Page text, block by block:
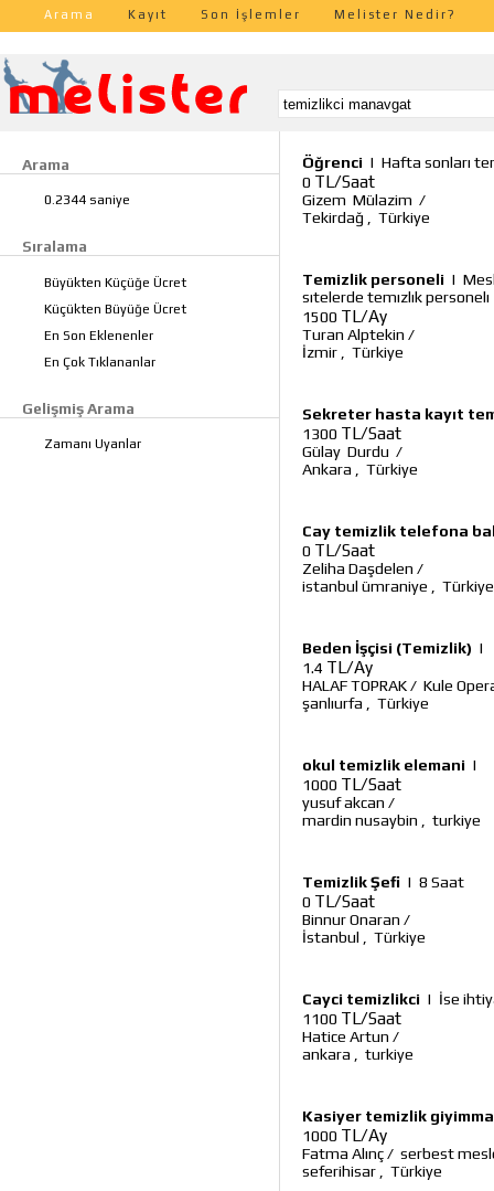
Arama Kayıt Son İşlemler Melister Nedir?
Arama
0.2344 saniye
Sıralama
Büyükten Küçüğe Ücret
Küçükten Büyüğe Ücret
En Son Eklenenler
En Çok Tıklananlar
Gelişmiş Arama
Zamanı Uyanlar
Öğrenci | Hafta sonları
0 TL/Saat
Gizem Mülazim /
Tekirdağ
Türkiye
Temizlik personeli |
sıtelerde temızlık personelı
1500 TL/Ay
Turan Alptekin /
İzmir
Türkiye
Sekreter hasta kayıt
1300 TL/Saat
Gülay Durdu /
Ankara
Türkiye
Cay temizlik telefona
0 TL/Saat
Zeliha Daşdelen /
istanbul ümraniye
Türkiye
Beden İşçisi (Temizlik) |
1.4 TL/Ay
HALAF TOPRAK/ Kule
şanlıurfa
Türkiye
okul temizlik elemani |
1000 TL/Saat
yusuf akcan /
mardin nusaybin
turkiye
Temizlik Şefi | 8 Saat
0 TL/Saat
Binnur Onaran /
İstanbul
Türkiye
Cayci temizlikci | İse
1100 TL/Saat
Hatice Artun /
ankara
turkiye
Kasiyer temizlik
1000 TL/Ay
Fatma Alınç/ serbest
seferihisar
Türkiye